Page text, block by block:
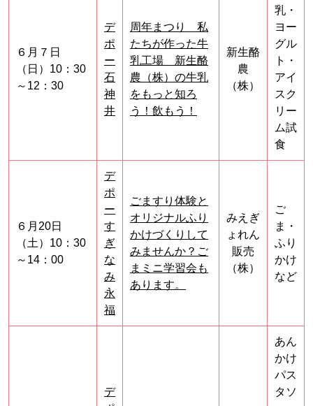
６月７日
（日）10：30
～12：30
デ
ポ
ー
石
神
井
周年まつり 私
たちが作った牛
乳工場 新生酪
農（株）の牛乳
をもっと知ろ
う！飲もう！
新生酪
農
（株）
乳・
ヨー
グル
ト・
アイ
スク
リー
ム試
食
６月20日
（土）10：30
～14：00
デ
ポ
ー
す
ぎ
な
み
永
福
ごますり体験と
オリジナルふり
かけづくりして
みませんか？ご
まミニ学習会も
あります。
みえぎ
ょれん
販売
（株）
ご
ま・
ふり
かけ
など
デ
あん
かけ
パス
タソ